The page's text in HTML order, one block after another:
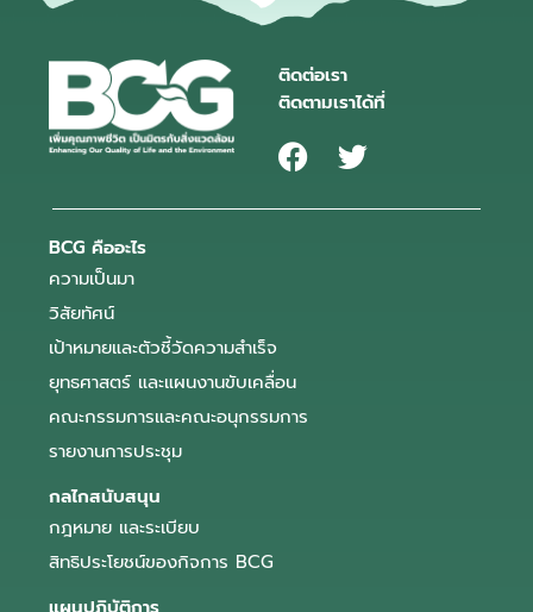
ติดต่อเรา
ติดตามเราได้ที่
BCG คืออะไร
ความเป็นมา
วิสัยทัศน์
เป้าหมายและตัวชี้วัดความสำเร็จ
ยุทธศาสตร์ และแผนงานขับเคลื่อน
คณะกรรมการและคณะอนุกรรมการ
รายงานการประชุม
กลไกสนับสนุน
กฎหมาย และระเบียบ
สิทธิประโยชน์ของกิจการ BCG